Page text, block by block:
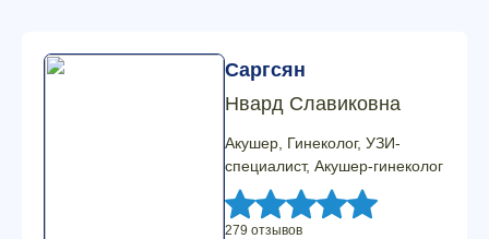
Саргсян
Нвард Славиковна
Акушер, Гинеколог, УЗИ-
специалист, Акушер-гинеколог
279 отзывов